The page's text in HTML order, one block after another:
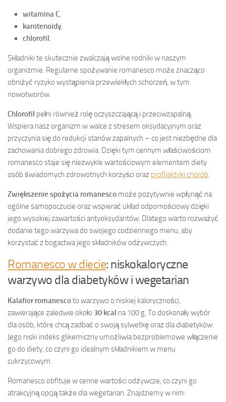
witamina C,
karotenoidy,
chlorofil.
Składniki te skutecznie zwalczają wolne rodniki w naszym
organizmie. Regularne spożywanie romanesco może znacząco
obniżyć ryzyko wystąpienia przewlekłych schorzeń, w tym
nowotworów.
Chlorofil pełni również rolę oczyszczającą i przeciwzapalną.
Wspiera nasz organizm w walce z stresem oksydacyjnym oraz
przyczynia się do redukcji stanów zapalnych – co jest niezbędne dla
zachowania dobrego zdrowia. Dzięki tym cennym właściwościom
romanesco staje się niezwykle wartościowym elementem diety
osób świadomych zdrowotnych korzyści oraz profilaktyki chorób.
Zwiększenie spożycia romanesco może pozytywnie wpłynąć na
ogólne samopoczucie oraz wspierać układ odpornościowy dzięki
jego wysokiej zawartości antyoksydantów. Dlatego warto rozważyć
dodanie tego warzywa do swojego codziennego menu, aby
korzystać z bogactwa jego składników odżywczych.
Romanesco w diecie: niskokaloryczne
warzywo dla diabetyków i wegetarian
Kalafior romanescoto warzywo o niskiej kaloryczności,
zawierające zaledwie około 30 kcal na 100 g. To doskonały wybór
dla osób, które chcą zadbać o swoją sylwetkę oraz dla diabetyków.
Jego niski indeks glikemiczny umożliwia bezproblemowe włączenie
go do diety, co czyni go idealnym składnikiem w menu
cukrzycowym.
Romanesco obfituje w cenne wartości odżywcze, co czyni go
atrakcyjną opcją także dla wegetarian. Znajdziemy w nim: